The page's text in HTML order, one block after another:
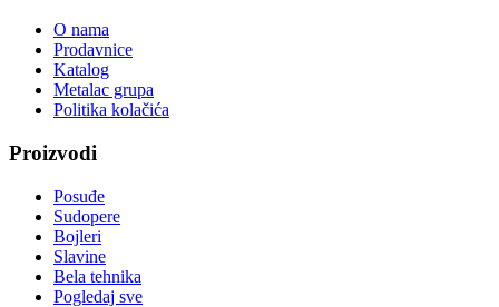
O nama
Prodavnice
Katalog
Metalac grupa
Politika kolačića
Proizvodi
Posuđe
Sudopere
Bojleri
Slavine
Bela tehnika
Pogledaj sve